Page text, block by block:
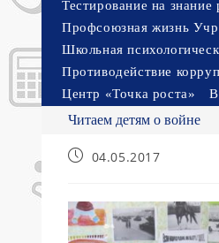
Тестирование на
Профсоюзная жизнь
Школьная
Противодействие
Центр «Точка роста»
Читаем детям о войне
Запись04.05.2017